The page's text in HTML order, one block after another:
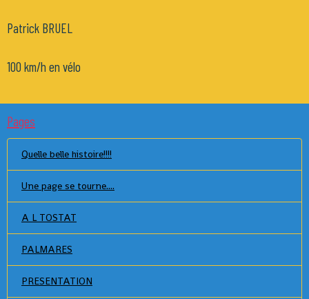
Patrick BRUEL
100 km/h en vélo
Pages
Quelle belle histoire!!!!
Une page se tourne....
A L TOSTAT
PALMARES
PRESENTATION